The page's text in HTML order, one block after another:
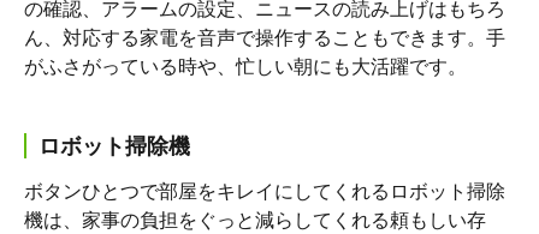
の確認、アラームの設定、ニュースの読み上げはもちろ
ん、対応する家電を音声で操作することもできます。手
がふさがっている時や、忙しい朝にも大活躍です。
ロボット掃除機
ボタンひとつで部屋をキレイにしてくれるロボット掃除
機は、家事の負担をぐっと減らしてくれる頼もしい存